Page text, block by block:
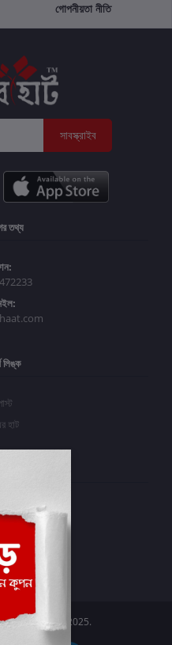
গোপনীয়তা নীতি
সাবস্ক্রাইব
তথ্য
লিঙ্ক
হাট
করুন
reserved 2025.